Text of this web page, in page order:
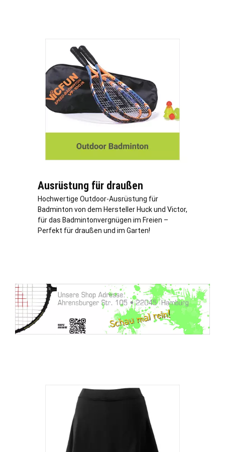
Ausrüstung für draußen
Hochwertige Outdoor-Ausrüstung für
Badminton von dem Hersteller Huck und Victor,
für das Badmintonvergnügen im Freien –
Perfekt für draußen und im Garten!